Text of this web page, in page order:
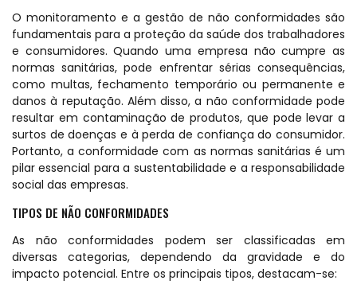
O monitoramento e a gestão de não conformidades são
fundamentais para a proteção da saúde dos trabalhadores
e consumidores. Quando uma empresa não cumpre as
normas sanitárias, pode enfrentar sérias consequências,
como multas, fechamento temporário ou permanente e
danos à reputação. Além disso, a não conformidade pode
resultar em contaminação de produtos, que pode levar a
surtos de doenças e à perda de confiança do consumidor.
Portanto, a conformidade com as normas sanitárias é um
pilar essencial para a sustentabilidade e a responsabilidade
social das empresas.
TIPOS DE NÃO CONFORMIDADES
As não conformidades podem ser classificadas em
diversas categorias, dependendo da gravidade e do
impacto potencial. Entre os principais tipos, destacam-se: